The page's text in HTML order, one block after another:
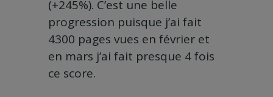
(+245%). C’est une belle
progression puisque j’ai fait
4300 pages vues en février et
en mars j’ai fait presque 4 fois
ce score.